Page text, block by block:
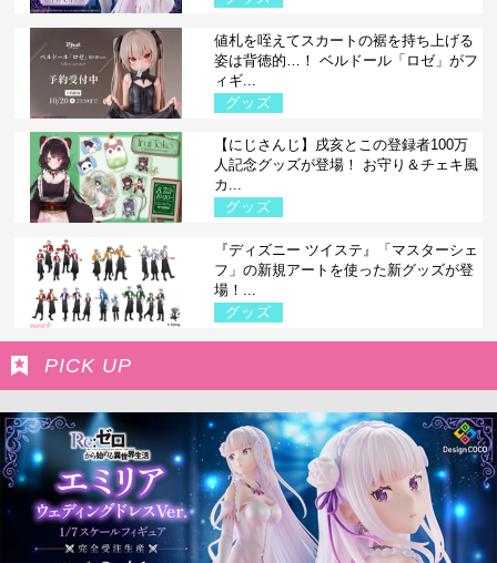
値札を咥えてスカートの裾を持ち上げる
姿は背徳的…！ ベルドール「ロゼ」がフ
ィギ...
グッズ
【にじさんじ】戌亥とこの登録者100万
人記念グッズが登場！ お守り＆チェキ風
カ...
グッズ
『ディズニー ツイステ』「マスターシェ
フ」の新規アートを使った新グッズが登
場！...
グッズ
PICK UP